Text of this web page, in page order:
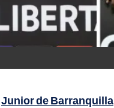
Junior de Barranquilla